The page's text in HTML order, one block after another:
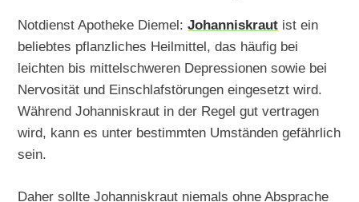
Notdienst Apotheke Diemel:Johanniskraut ist ein
beliebtes pflanzliches Heilmittel, das häufig bei
leichten bis mittelschweren Depressionen sowie bei
Nervosität und Einschlafstörungen eingesetzt wird.
Während Johanniskraut in der Regel gut vertragen
wird, kann es unter bestimmten Umständen gefährlich
sein.
Daher sollte Johanniskraut niemals ohne Absprache